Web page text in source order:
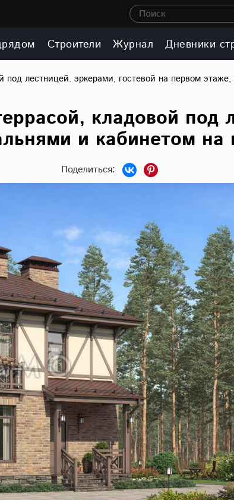
Поиск
Строители Журнал Дневники
под лестницей. эркерами, гостевой на первом
кладовой под
и кабинетом на